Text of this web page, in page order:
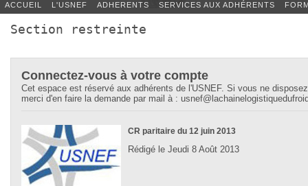
ACCUEIL L'USNEF ADHERENTS SERVICES AUX ADHÉRENTS
Section restreinte
Connectez-vous à votre compte
Cet espace est réservé aux adhérents de l'USNEF. Si vous ne
merci d'en faire la demande par mail à :
CR paritaire du 12 juin 2013
Rédigé le Jeudi 8 Août 2013